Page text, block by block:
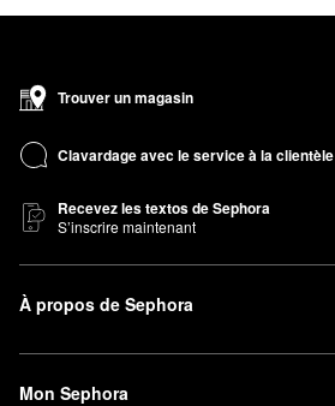
Trouver un magasin
Clavardage avec le service à la clientèle
Recevez les textos de Sephora
S’inscrire maintenant
À propos de Sephora
Mon Sephora